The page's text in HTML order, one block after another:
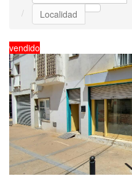
Localidad
vendido